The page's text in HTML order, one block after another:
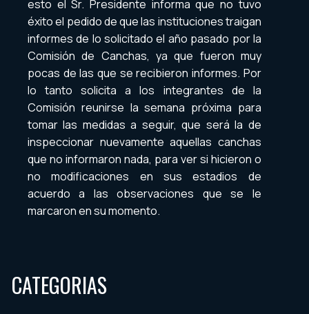
esto el Sr. Presidente informa que no tuvo
éxito el pedido de que las instituciones traigan
informes de lo solicitado el año pasado por la
Comisión de Canchas, ya que fueron muy
pocas de las que se recibieron informes. Por
lo tanto solicita a los integrantes de la
Comisión reunirse la semana próxima para
tomar las medidas a seguir, que será la de
inspeccionar nuevamente aquellas canchas
que no informaron nada, para ver si hicieron o
no modificaciones en sus estadios de
acuerdo a las observaciones que se le
marcaron en su momento.
CATEGORIAS